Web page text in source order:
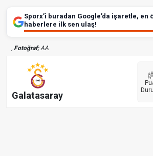
Sporx’i buradan Google’da işaretle, en
haberlere ilk sen ulaş!
, Fotoğraf;AA
Galatasaray